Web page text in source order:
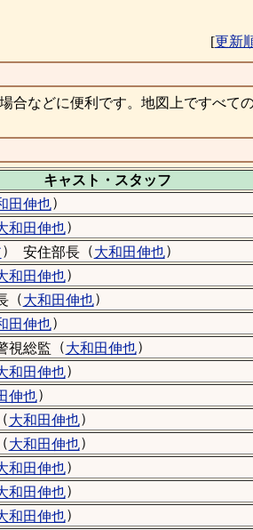
[更新
合などに便利です。地図上ですべて
キャスト・ スタッフ
田伸也）
和田伸也）
） 安住部長（大和田伸也）
和田伸也）
（大和田伸也）
田伸也）
視総監 （大和田伸也）
和田伸也）
伸也）
（大和田伸也）
（大和田伸也）
和田伸也）
和田伸也）
和田伸也）